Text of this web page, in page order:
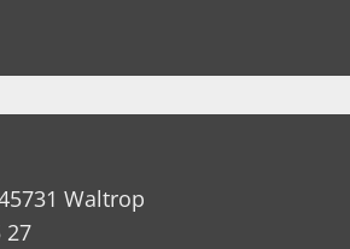
Waltrop
27